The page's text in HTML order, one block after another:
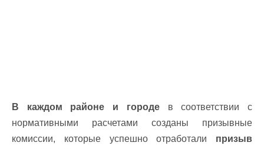
В каждом районе и городев соответствии с
нормативными расчетами созданы призывные
комиссии, которые успешно отработали призыв